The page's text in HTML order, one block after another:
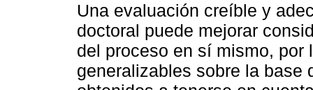
Una evaluación creíble y
doctoral puede mejorar
del proceso en sí mismo, por
generalizables sobre la base